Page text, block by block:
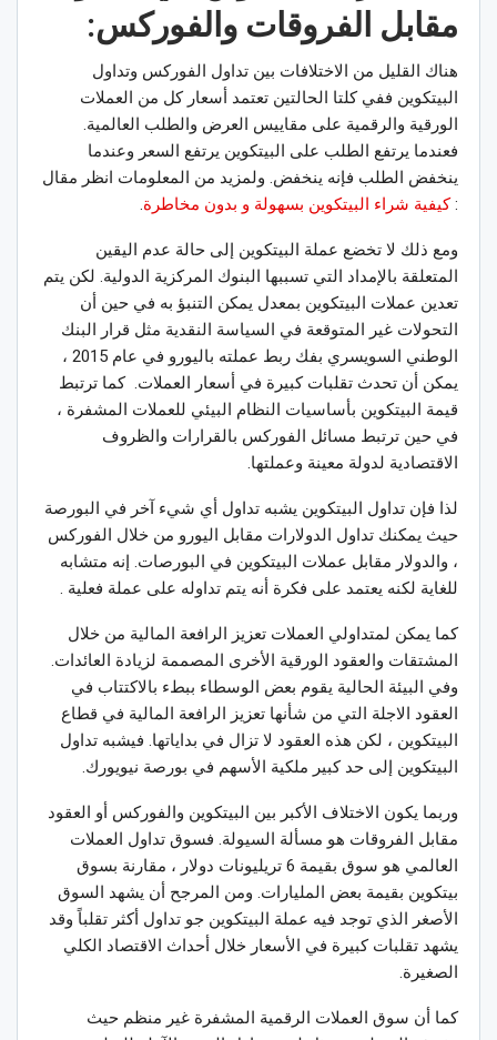
مقابل الفروقات والفوركس:
هناك القليل من الاختلافات بين تداول الفوركس وتداول
البيتكوين ففي كلتا الحالتين تعتمد أسعار كل من العملات
الورقية والرقمية على مقاييس العرض والطلب العالمية.
فعندما يرتفع الطلب على البيتكوين يرتفع السعر وعندما
ينخفض ​​الطلب فإنه ينخفض. ولمزيد من المعلومات انظر مقال
:كيفية شراء البيتكوين بسهولة و بدون مخاطرة.
ومع ذلك لا تخضع عملة البيتكوين إلى حالة عدم اليقين
المتعلقة بالإمداد التي تسببها البنوك المركزية الدولية. لكن يتم
تعدين عملات البيتكوين بمعدل يمكن التنبؤ به في حين أن
التحولات غير المتوقعة في السياسة النقدية مثل قرار البنك
الوطني السويسري بفك ربط عملته باليورو في عام 2015 ،
يمكن أن تحدث تقلبات كبيرة في أسعار العملات. كما ترتبط
قيمة البيتكوين بأساسيات النظام البيئي للعملات المشفرة ،
في حين ترتبط مسائل الفوركس بالقرارات والظروف
الاقتصادية لدولة معينة وعملتها.
لذا فإن تداول البيتكوين يشبه تداول أي شيء آخر في البورصة
حيث يمكنك تداول الدولارات مقابل اليورو من خلال الفوركس
، والدولار مقابل عملات البيتكوين في البورصات. إنه متشابه
للغاية لكنه يعتمد على فكرة أنه يتم تداوله على عملة فعلية .
كما يمكن لمتداولي العملات تعزيز الرافعة المالية من خلال
المشتقات والعقود الورقية الأخرى المصممة لزيادة العائدات.
وفي البيئة الحالية يقوم بعض الوسطاء ببطء بالاكتتاب في
العقود الاجلة التي من شأنها تعزيز الرافعة المالية في قطاع
البيتكوين ، لكن هذه العقود لا تزال في بداياتها. فيشبه تداول
البيتكوين إلى حد كبير ملكية الأسهم في بورصة نيويورك.
وربما يكون الاختلاف الأكبر بين البيتكوين والفوركس أو العقود
مقابل الفروقات هو مسألة السيولة. فسوق تداول العملات
العالمي هو سوق بقيمة 6 تريليونات دولار ، مقارنة بسوق
بيتكوين بقيمة بعض المليارات. ومن المرجح أن يشهد السوق
الأصغر الذي توجد فيه عملة البيتكوين جو تداول أكثر تقلباً وقد
يشهد تقلبات كبيرة في الأسعار خلال أحداث الاقتصاد الكلي
الصغيرة.
كما أن سوق العملات الرقمية المشفرة غير منظم حيث